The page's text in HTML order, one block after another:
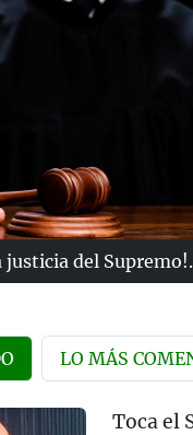
justicia del
LO MÁS
Toca el